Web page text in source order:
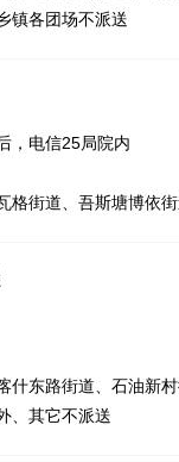
镇各团场不派送
，电信25局院内
格街道、吾斯塘博依
东路街道、石油新
、其它不派送